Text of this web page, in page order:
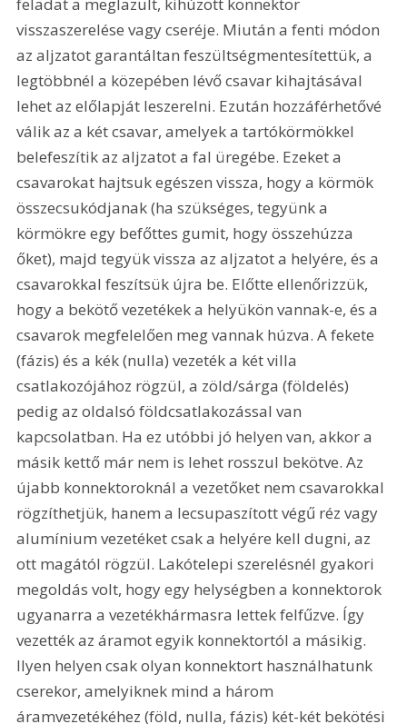
feladat a meglazult, kihúzott konnektor
visszaszerelése vagy cseréje. Miután a fenti módon
az aljzatot garantáltan feszültségmentesítettük, a
legtöbbnél a közepében lévő csavar kihajtásával
lehet az előlapját leszerelni. Ezután hozzáférhetővé
válik az a két csavar, amelyek a tartókörmökkel
belefeszítik az aljzatot a fal üregébe. Ezeket a
csavarokat hajtsuk egészen vissza, hogy a körmök
összecsukódjanak (ha szükséges, tegyünk a
körmökre egy befőttes gumit, hogy összehúzza
őket), majd tegyük vissza az aljzatot a helyére, és a
csavarokkal feszítsük újra be. Előtte ellenőrizzük,
hogy a bekötő vezetékek a helyükön vannak-e, és a
csavarok megfelelően meg vannak húzva. A fekete
(fázis) és a kék (nulla) vezeték a két villa
csatlakozójához rögzül, a zöld/sárga (földelés)
pedig az oldalsó földcsatlakozással van
kapcsolatban. Ha ez utóbbi jó helyen van, akkor a
másik kettő már nem is lehet rosszul bekötve. Az
újabb konnektoroknál a vezetőket nem csavarokkal
rögzíthetjük, hanem a lecsupaszított végű réz vagy
alumínium vezetéket csak a helyére kell dugni, az
ott magától rögzül. Lakótelepi szerelésnél gyakori
megoldás volt, hogy egy helységben a konnektorok
ugyanarra a vezetékhármasra lettek felfűzve. Így
vezették az áramot egyik konnektortól a másikig.
Ilyen helyen csak olyan konnektort használhatunk
cserekor, amelyiknek mind a három
áramvezetékéhez (föld, nulla, fázis) két-két bekötési